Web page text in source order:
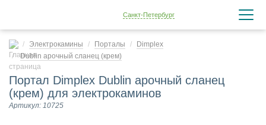
Санкт-Петербург
Электрокамины Порталы
Dimplex
Dublin арочный сланец (крем)
Портал Dimplex Dublin арочный сланец
(крем) для электрокаминов
Артикул: 10725